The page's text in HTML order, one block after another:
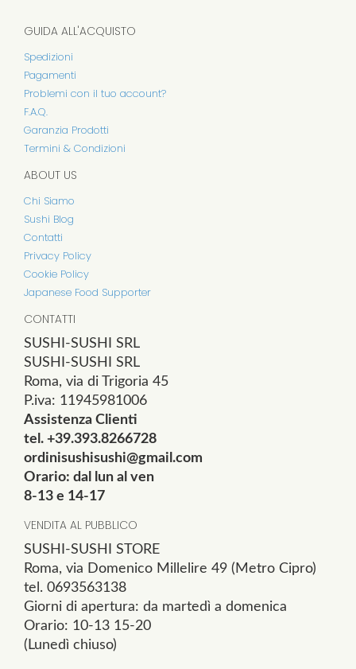
GUIDA ALL'ACQUISTO
Spedizioni
Pagamenti
Problemi con il tuo account?
F.A.Q.
Garanzia Prodotti
Termini & Condizioni
ABOUT US
Chi Siamo
Sushi Blog
Contatti
Privacy Policy
Cookie Policy
Japanese Food Supporter
CONTATTI
SUSHI-SUSHI SRL
SUSHI-SUSHI SRL
Roma, via di Trigoria 45
P.iva: 11945981006
Assistenza Clienti
tel. +39.393.8266728
ordinisushisushi@gmail.com
Orario: dal lun al ven
8-13 e 14-17
VENDITA AL PUBBLICO
SUSHI-SUSHI STORE
Roma, via Domenico Millelire 49 (Metro Cipro)
tel. 0693563138
Giorni di apertura: da martedì a domenica
Orario: 10-13 15-20
(Lunedì chiuso)